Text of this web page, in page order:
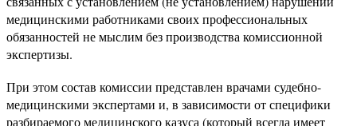
медицинскими работниками своих профессиональных
обязанностей не мыслим без производства комиссионной
экспертизы.
При этом состав комиссии представлен врачами судебно-
медицинскими экспертами и, в зависимости от специфики
разбираемого медицинского казуса (который всегда имеет